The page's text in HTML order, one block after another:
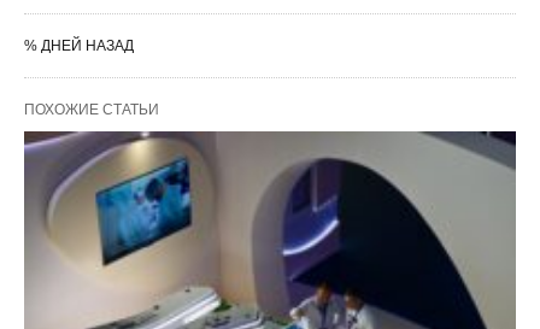
% ДНЕЙ НАЗАД
ПОХОЖИЕ СТАТЬИ